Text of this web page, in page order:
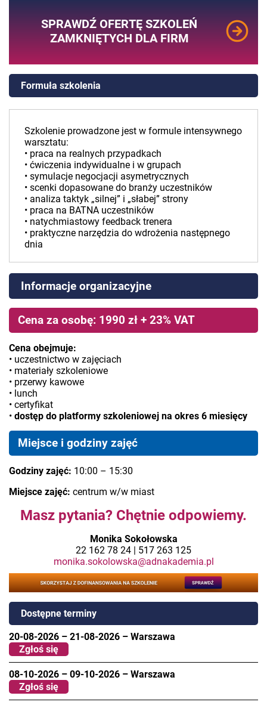
SPRAWDŹ OFERTĘ SZKOLEŃ
ZAMKNIĘTYCH DLA FIRM
Formuła szkolenia
Szkolenie prowadzone jest w formule intensywnego
warsztatu:
• praca na realnych przypadkach
• ćwiczenia indywidualne i w grupach
• symulacje negocjacji asymetrycznych
• scenki dopasowane do branży uczestników
• analiza taktyk „silnej” i „słabej” strony
• praca na BATNA uczestników
• natychmiastowy feedback trenera
• praktyczne narzędzia do wdrożenia następnego
dnia
Informacje organizacyjne
Cena za osobę: 1990 zł + 23% VAT
Cena obejmuje:
• uczestnictwo w zajęciach
• materiały szkoleniowe
• przerwy kawowe
• lunch
• certyfikat
• dostęp do platformy szkoleniowej na okres 6 miesięcy
Miejsce i godziny zajęć
Godziny zajęć: 10:00 – 15:30
Miejsce zajęć: centrum w/w miast
Masz pytania? Chętnie odpowiemy.
Monika Sokołowska
22 162 78 24 | 517 263 125
monika.sokolowska@adnakademia.pl
Dostępne terminy
20-08-2026 – 21-08-2026 – Warszawa
Zgłoś się
08-10-2026 – 09-10-2026 – Warszawa
Zgłoś się